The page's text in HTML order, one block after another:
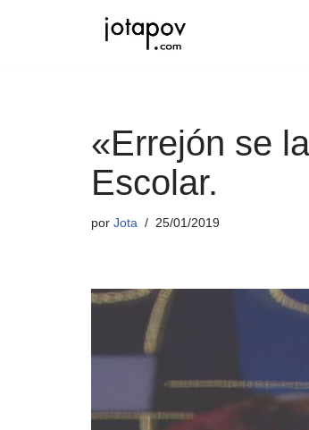
«Errejón se
Escolar.
por Jota 25/01/2019